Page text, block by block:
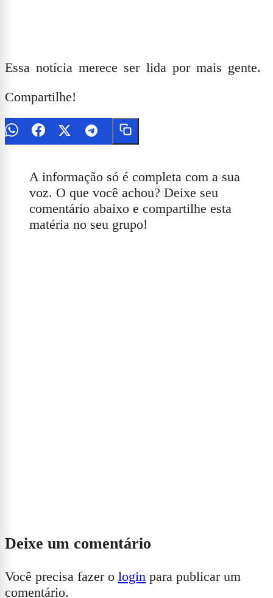
Essa notícia merece ser lida por mais gente.
Compartilhe!
A informação só é completa com a sua
voz. O que você achou? Deixe seu
comentário abaixo e compartilhe esta
matéria no seu grupo!
Deixe um comentário
Você precisa fazer o login para publicar um
comentário.